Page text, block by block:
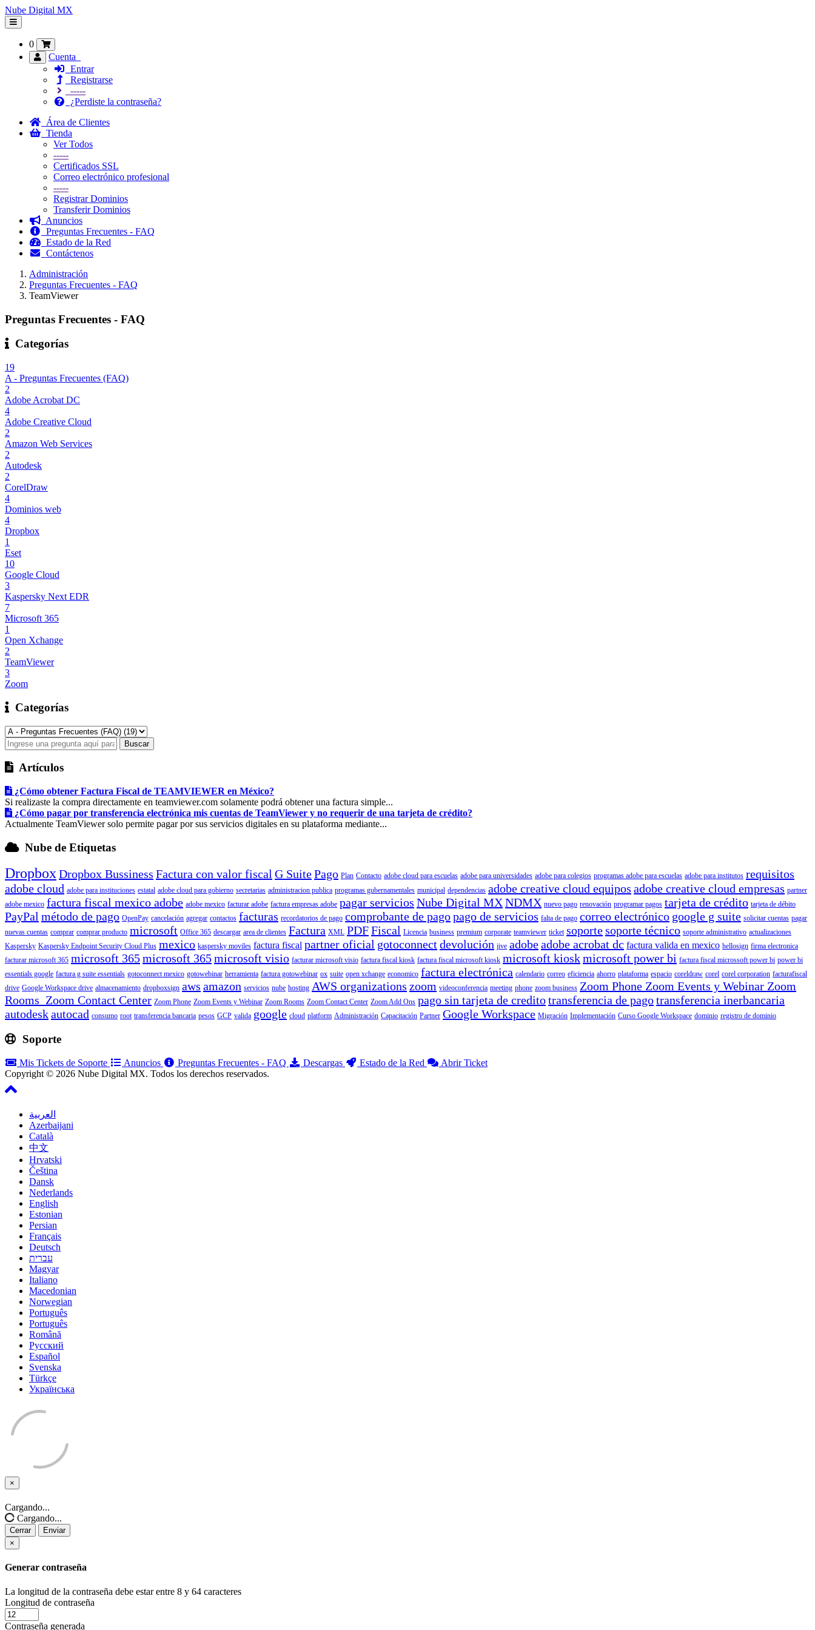
Nube Digital MX
Alternar
Navegación
0
Cuenta
Entrar
Registrarse
-----
¿Perdiste la contraseña?
Área de Clientes
Tienda
Ver Todos
-----
Certificados SSL
Correo electrónico profesional
-----
Registrar Dominios
Transferir Dominios
Anuncios
Preguntas Frecuentes - FAQ
Estado de la Red
Contáctenos
Administración
Preguntas Frecuentes - FAQ
TeamViewer
Preguntas Frecuentes - FAQ
Categorías
19
A - Preguntas Frecuentes (FAQ)
2
Adobe Acrobat DC
4
Adobe Creative Cloud
2
Amazon Web Services
2
Autodesk
2
CorelDraw
4
Dominios web
4
Dropbox
1
Eset
10
Google Cloud
3
Kaspersky Next EDR
7
Microsoft 365
1
Open Xchange
2
TeamViewer
3
Zoom
Categorías
Artículos
¿Cómo obtener Factura Fiscal de TEAMVIEWER en México?
Si realizaste la compra directamente en teamviewer.com solamente podrá obtener una factura simple...
¿Cómo pagar por transferencia electrónica mis cuentas de TeamViewer y no requerir de una tarjeta de crédito?
Actualmente TeamViewer solo permite pagar por sus servicios digitales en su plataforma mediante...
Nube de Etiquetas
DropboxDropbox Bussiness Factura con valor fiscal G SuitePago Plan Contacto adobe cloud para escuelas adobe para universidades adobe para colegios programas adobe para escuelas adobe para institutos requisitos
adobe cloud adobe para instituciones estatal adobe cloud para gobierno secretarias administracion publica programas gubernamentales municipal dependencias adobe creative cloud equipos adobe creative cloud empresas partner
adobe mexico factura fiscal mexico adobe adobe mexico facturar adobe factura empresas adobe pagar servicios Nube Digital MXNDMX nuevo pago renovación programar pagos tarjeta de crédito tarjeta de débito
PayPal método de pago OpenPay cancelación agregar contactos facturas recordatorios de pago comprobante de pagopago de servicios falta de pago correo electrónico google g suite solicitar cuentas pagar
nuevas cuentas comprar comprar producto microsoft Office 365 descargar area de clientes Factura XML PDFFiscal Licencia business premium corporate teamviewer ticket soportesoporte técnico soporte administrativo actualizaciones
Kaspersky Kaspersky Endpoint Security Cloud Plus mexico kaspersky moviles factura fiscal partner oficial gotoconnectdevolución jive adobeadobe acrobat dc factura valida en mexico hellosign firma electronica
facturar microsoft 365 microsoft 365microsoft 365microsoft visio facturar microsoft visio factura fiscal kiosk factura fiscal microsoft kiosk microsoft kioskmicrosoft power bi factura fiscal microssoft power bi power bi
essentials google factura g suite essentials gotoconnect mexico gotowebinar herramienta factura gotowebinar ox suite open xchange economico factura electrónica calendario correo eficiencia ahorro plataforma espacio coreldraw corel corel corporation facturafiscal
drive Google Workspace drive almacenamiento dropboxsign aws amazon servicios nube hosting AWS organizations zoom videoconferencia meeting phone zoom business Zoom Phone Zoom Events y Webinar Zoom
Rooms Zoom Contact Center Zoom Phone Zoom Events y Webinar Zoom Rooms Zoom Contact Center Zoom Add Ons pago sin tarjeta de creditotransferencia de pagotransferencia inerbancaria
autodeskautocad consumo root transferencia bancaria pesos GCP valida google cloud platform Administración Capacitación Partner Google Workspace Migración Implementación Curso Google Workspace dominio registro de dominio
Soporte
Mis Tickets de Soporte Anuncios Preguntas Frecuentes - FAQ Descargas Estado de la Red
Abrir Ticket
Copyright © 2026 Nube Digital MX. Todos los derechos reservados.
العربية
Azerbaijani
Català
中文
Hrvatski
Čeština
Dansk
Nederlands
English
Estonian
Persian
Français
Deutsch
עברית
Magyar
Italiano
Macedonian
Norwegian
Português
Português
Română
Русский
Español
Svenska
Türkçe
Українська
×
Cerrar
Cargando...
Cargando...
Cerrar
Enviar
×
Generar contraseña
La longitud de la contraseña debe estar entre 8 y 64 caracteres
Longitud de contraseña
Contraseña generada